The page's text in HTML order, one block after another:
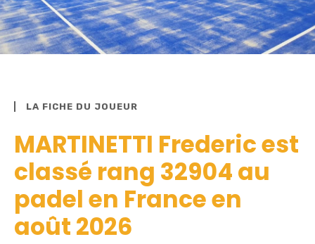
LA FICHE DU JOUEUR
MARTINETTI Frederic est
classé rang 32904 au
padel en France en
août 2026